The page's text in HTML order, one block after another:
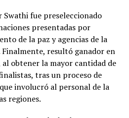
fue preseleccionado
presentadas por
de la paz y agencias de la
Finalmente, resultó ganador en
obtener la mayor cantidad de
tras un proceso de
involucró al personal de la
regiones.